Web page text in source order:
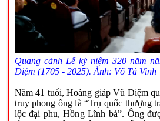
Quang cảnh Lễ kỷ niệm 320 năm
Diệm (1705 - 2025). Ảnh: Võ Tá Vinh
Năm 41 tuổi, Hoàng giáp Vũ Diệm
truy phong ông là “Trụ quốc thượng
lộc đại phu, Hồng Lĩnh bá”. Ông